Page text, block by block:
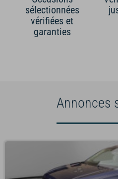
sélectionnées
vérifiées et
garanties
Annonces